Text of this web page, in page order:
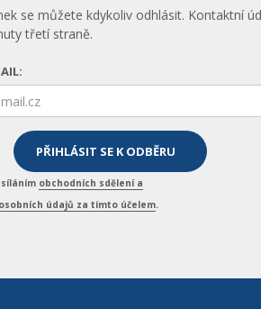
se můžete kdykoliv odhlásit. Kontaktní
třetí straně.
obchodních sdělení a
údajů za tímto účelem.